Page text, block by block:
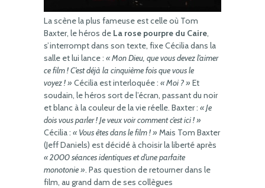
La scène la plus fameuse est celle où Tom
Baxter, le héros de La rose pourpre du Caire,
s’interrompt dans son texte, fixe Cécilia dans la
salle et lui lance : « Mon Dieu, que vous devez l’aimer
ce film ! C’est déjà la cinquième fois que vous le
voyez ! » Cécilia est interloquée : « Moi ? » Et
soudain, le héros sort de l’écran, passant du noir
et blanc à la couleur de la vie réelle. Baxter : « Je
dois vous parler ! Je veux voir comment c’est ici ! »
Cécilia : « Vous êtes dans le film ! » Mais Tom Baxter
(Jeff Daniels) est décidé à choisir la liberté après
« 2000 séances identiques et d’une parfaite
monotonie ». Pas question de retourner dans le
film, au grand dam de ses collègues